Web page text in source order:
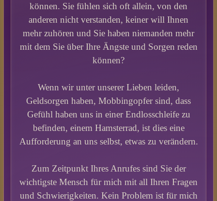
können. Sie fühlen sich oft allein, von den
anderen nicht verstanden, keiner will Ihnen
mehr zuhören und Sie haben niemanden mehr
mit dem Sie über Ihre Ängste und Sorgen reden
können?
Wenn wir unter unserer Lieben leiden,
Geldsorgen haben, Mobbingopfer sind, dass
Gefühl haben uns in einer Endlosschleife zu
befinden, einem Hamsterrad, ist dies eine
Aufforderung an uns selbst, etwas zu verändern.
Zum Zeitpunkt Ihres Anrufes sind Sie der
wichtigste Mensch für mich mit all Ihren Fragen
und Schwierigkeiten. Kein Problem ist für mich